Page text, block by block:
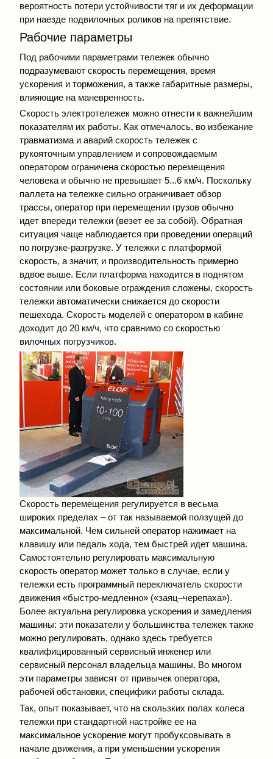
вероятность потери устойчивости тяг и их деформации
при наезде подвилочных роликов на препятствие.
Рабочие параметры
Под рабочими параметрами тележек обычно
подразумевают скорость перемещения, время
ускорения и торможения, а также габаритные размеры,
влияющие на маневренность.
Скорость электротележек можно отнести к важнейшим
показателям их работы. Как отмечалось, во избежание
травматизма и аварий скорость тележек с
рукояточным управлением и сопровождаемым
оператором ограничена скоростью перемещения
человека и обычно не превышает 5...6 км/ч. Поскольку
паллета на тележке сильно ограничивает обзор
трассы, оператор при перемещении грузов обычно
идет впереди тележки (везет ее за собой). Обратная
ситуация чаще наблюдается при проведении операций
по погрузке-разгрузке. У тележки с платформой
скорость, а значит, и производительность примерно
вдвое выше. Если платформа находится в поднятом
состоянии или боковые ограждения сложены, скорость
тележки автоматически снижается до скорости
пешехода. Скорость моделей с оператором в кабине
доходит до 20 км/ч, что сравнимо со скоростью
вилочных погрузчиков.
Скорость перемещения регулируется в весьма
широких пределах – от так называемой ползущей до
максимальной. Чем сильней оператор нажимает на
клавишу или педаль хода, тем быстрей идет машина.
Самостоятельно регулировать максимальную
скорость оператор может только в случае, если у
тележки есть программный переключатель скорости
движения «быстро-медленно» («заяц–черепаха»).
Более актуальна регулировка ускорения и замедления
машины: эти показатели у большинства тележек также
можно регулировать, однако здесь требуется
квалифицированный сервисный инженер или
сервисный персонал владельца машины. Во многом
эти параметры зависят от привычек оператора,
рабочей обстановки, специфики работы склада.
Так, опыт показывает, что на скользких полах колеса
тележки при стандартной настройке ее на
максимальное ускорение могут пробуксовывать в
начале движения, а при уменьшении ускорения